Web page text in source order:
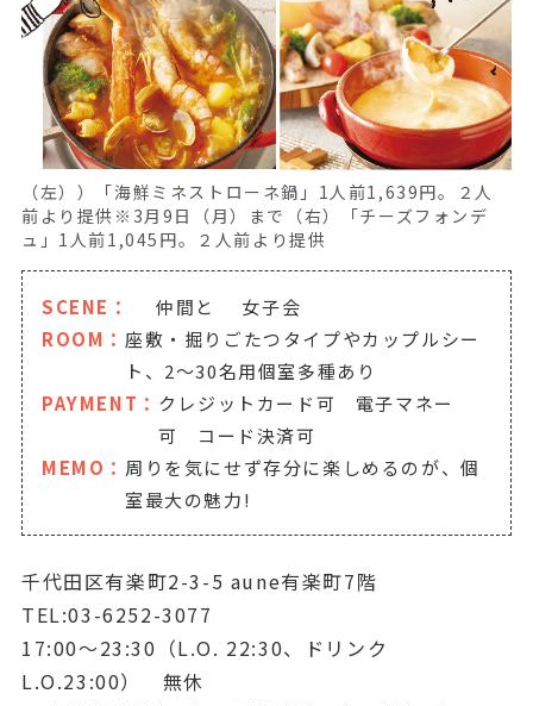
（左））「海鮮ミネストローネ鍋」1人前1,639円。２人
前より提供※3月9日（月）まで（右）「チーズフォンデ
ュ」1人前1,045円。２人前より提供
SCENE： 仲間と
女子会
ROOM： 座敷・掘りごたつタイプやカップルシー
ト、2～30名用個室多種あり
PAYMENT： クレジットカード可 電子マネー
可 コード決済可
MEMO： 周りを気にせず存分に楽しめるのが、個
室最大の魅力!
千代田区有楽町2-3-5 aune有楽町7階
TEL:03-6252-3077
17:00～23:30（L.O. 22:30、ドリンク
L.O.23:00） 無休